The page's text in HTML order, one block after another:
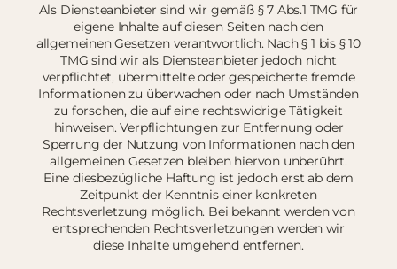
Als Diensteanbieter sind wir gemäß § 7 Abs.1 TMG für
eigene Inhalte auf diesen Seiten nach den
allgemeinen Gesetzen verantwortlich. Nach § 1 bis § 10
TMG sind wir als Diensteanbieter jedoch nicht
verpflichtet, übermittelte oder gespeicherte fremde
Informationen zu überwachen oder nach Umständen
zu forschen, die auf eine rechtswidrige Tätigkeit
hinweisen. Verpflichtungen zur Entfernung oder
Sperrung der Nutzung von Informationen nach den
allgemeinen Gesetzen bleiben hiervon unberührt.
Eine diesbezügliche Haftung ist jedoch erst ab dem
Zeitpunkt der Kenntnis einer konkreten
Rechtsverletzung möglich. Bei bekannt werden von
entsprechenden Rechtsverletzungen werden wir
diese Inhalte umgehend entfernen.